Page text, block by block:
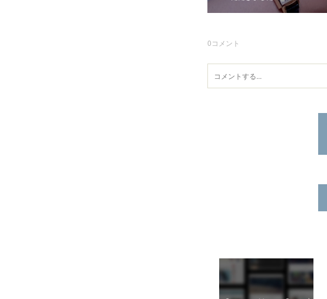
0コメント